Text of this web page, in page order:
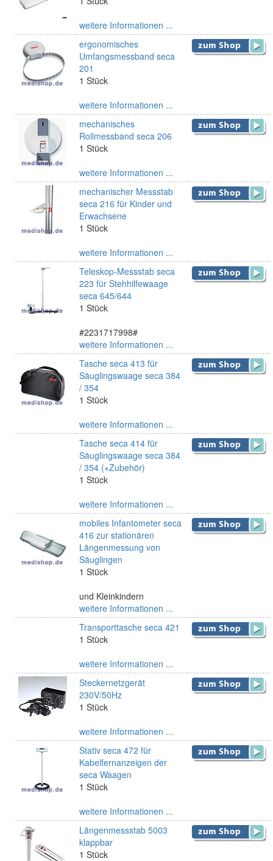
weitere Informationen ...
ergonomisches
Umfangsmessband seca
201
1 Stück
weitere Informationen ...
mechanisches
Rollmessband seca 206
1 Stück
weitere Informationen ...
mechanischer Messstab
seca 216 für Kinder und
Erwachsene
1 Stück
weitere Informationen ...
Teleskop-Messstab seca
223 für Stehhilfewaage
seca 645/644
1 Stück
#2231717998#
weitere Informationen ...
Tasche seca 413 für
Säuglingswaage seca 384
/ 354
1 Stück
weitere Informationen ...
Tasche seca 414 für
Säuglingswaage seca 384
/ 354 (+Zubehör)
1 Stück
weitere Informationen ...
mobiles Infantometer seca
416 zur stationären
Längenmessung von
Säuglingen
1 Stück
und Kleinkindern
weitere Informationen ...
Transporttasche seca 421
1 Stück
weitere Informationen ...
Steckernetzgerät
230V/50Hz
1 Stück
weitere Informationen ...
Stativ seca 472 für
Kabelfernanzeigen der
seca Waagen
1 Stück
weitere Informationen ...
Längenmessstab 5003
klappbar
1 Stück